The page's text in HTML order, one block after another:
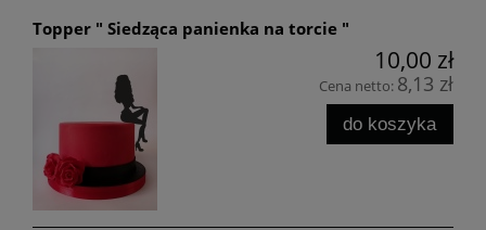
Topper " Siedząca panienka na torcie "
10,00 zł
Cena netto: 8,13 zł
do koszyka